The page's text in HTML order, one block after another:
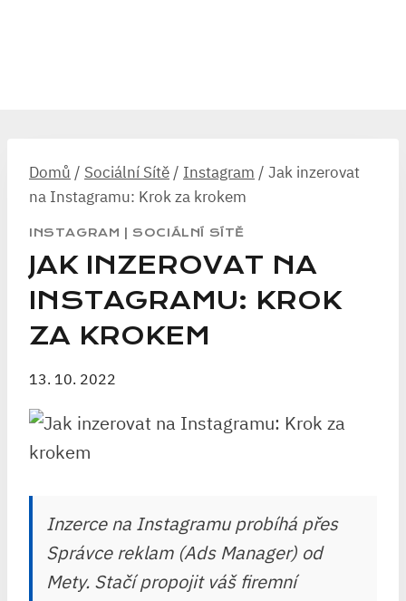
Domů / Sociální Sítě / Instagram / Jak inzerovat
na Instagramu: Krok za krokem
INSTAGRAM |SOCIÁLNÍ SÍTĚ
JAK INZEROVAT NA
INSTAGRAMU: KROK
ZA KROKEM
13. 10. 2022
Inzerce na Instagramu probíhá přes
Správce reklam (Ads Manager) od
Mety. Stačí propojit váš firemní